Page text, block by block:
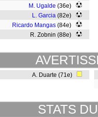
M. Ugalde (36e)
L. Garcia (82e)
Ricardo Mangas (84e)
R. Zobnin (88e)
A. Duarte (71e)
STATS